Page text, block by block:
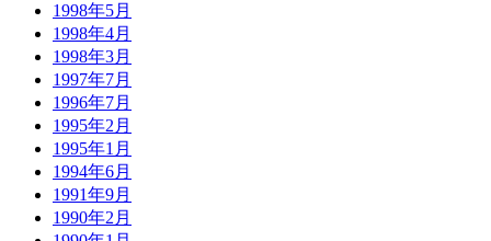
1998年5月
1998年4月
1998年3月
1997年7月
1996年7月
1995年2月
1995年1月
1994年6月
1991年9月
1990年2月